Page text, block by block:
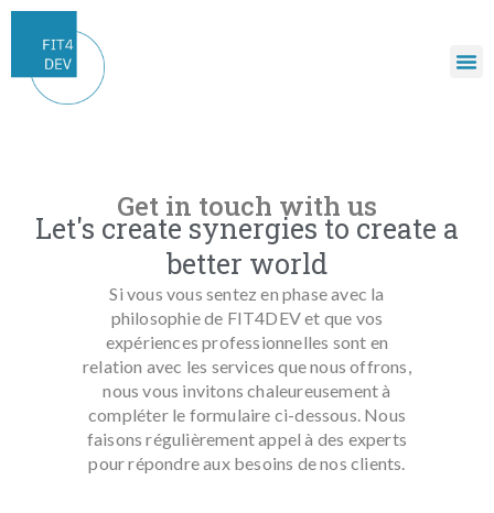
Get in touch with us
Let's create synergies to create a
better world
Si vous vous sentez en phase avec la
philosophie de FIT4DEV et que vos
expériences professionnelles sont en
relation avec les services que nous offrons,
nous vous invitons chaleureusement à
compléter le formulaire ci-dessous. Nous
faisons régulièrement appel à des experts
pour répondre aux besoins de nos clients.